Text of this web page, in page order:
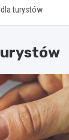
turystów